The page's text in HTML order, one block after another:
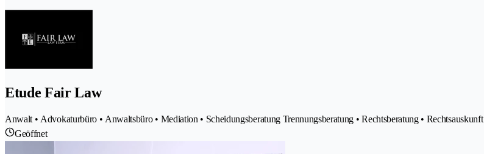
Etude Fair Law
Anwalt • Advokaturbüro • Anwaltsbüro • Mediation • Scheidungsberatung Trennungsberatung • Rechtsberatung • Rechtsauskunft
Geöffnet